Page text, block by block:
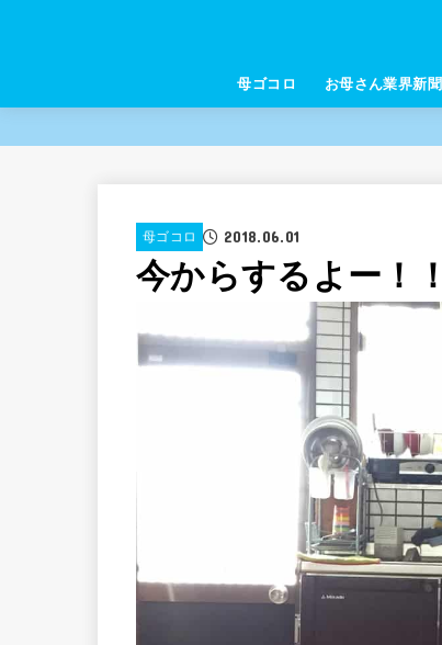
母ゴコロ お母さん業界新聞
母ゴコロ 2018.06.01
今からするよー！！